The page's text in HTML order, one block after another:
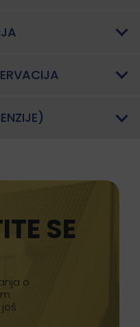
SE
o